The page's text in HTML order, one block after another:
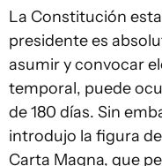
La Constitución
presidente es
asumir y convocar
temporal, puede
de 180 días. Sin
introdujo la figura de
Carta Magna, que